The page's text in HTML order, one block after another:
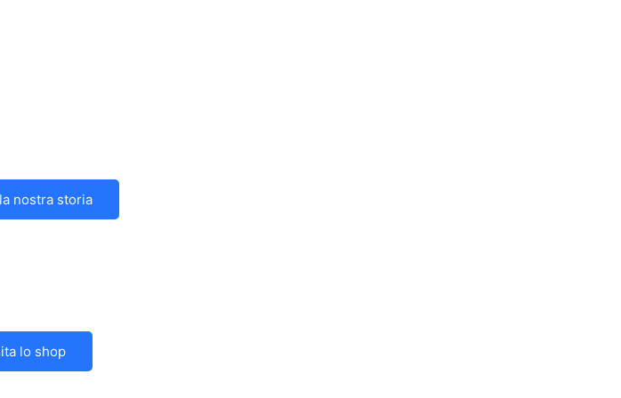
nostra storia
lo shop